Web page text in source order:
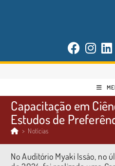
Capacitação em
Estudos de
> Notícias
No Auditório Myaki Issáo, no